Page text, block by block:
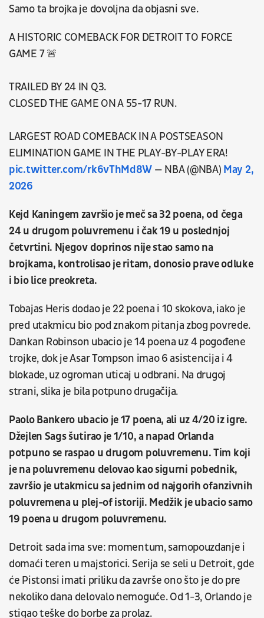
Samo ta brojka je dovoljna da objasni sve.
A HISTORIC COMEBACK FOR DETROIT TO FORCE
GAME 7 🚨
TRAILED BY 24 IN Q3.
CLOSED THE GAME ON A 55-17 RUN.
LARGEST ROAD COMEBACK IN A POSTSEASON
ELIMINATION GAME IN THE PLAY-BY-PLAY ERA!
pic.twitter.com/rk6vThMd8W — NBA (@NBA) May 2,
2026
Kejd Kaningem završio je meč sa 32 poena, od čega
24 u drugom poluvremenu i čak 19 u poslednjoj
četvrtini. Njegov doprinos nije stao samo na
brojkama, kontrolisao je ritam, donosio prave odluke
i bio lice preokreta.
Tobajas Heris dodao je 22 poena i 10 skokova, iako je
pred utakmicu bio pod znakom pitanja zbog povrede.
Dankan Robinson ubacio je 14 poena uz 4 pogođene
trojke, dok je Asar Tompson imao 6 asistencija i 4
blokade, uz ogroman uticaj u odbrani. Na drugoj
strani, slika je bila potpuno drugačija.
Paolo Bankero ubacio je 17 poena, ali uz 4/20 iz igre.
Džejlen Sags šutirao je 1/10, a napad Orlanda
potpuno se raspao u drugom poluvremenu. Tim koji
je na poluvremenu delovao kao sigurni pobednik,
završio je utakmicu sa jednim od najgorih ofanzivnih
poluvremena u plej-of istoriji. Medžik je ubacio samo
19 poena u drugom poluvremenu.
Detroit sada ima sve: momentum, samopouzdanje i
domaći teren u majstorici. Serija se seli u Detroit, gde
će Pistonsi imati priliku da završe ono što je do pre
nekoliko dana delovalo nemoguće. Od 1-3, Orlando je
stigao teške do borbe za prolaz.